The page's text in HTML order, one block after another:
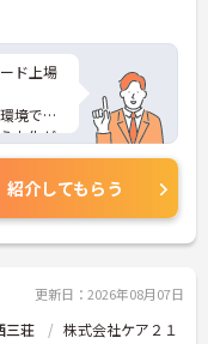
ド上場
境で
文化が
、さら
ださ
紹介してもらう
更新日：2026年08月07日
三荘 株式会社ケア２１